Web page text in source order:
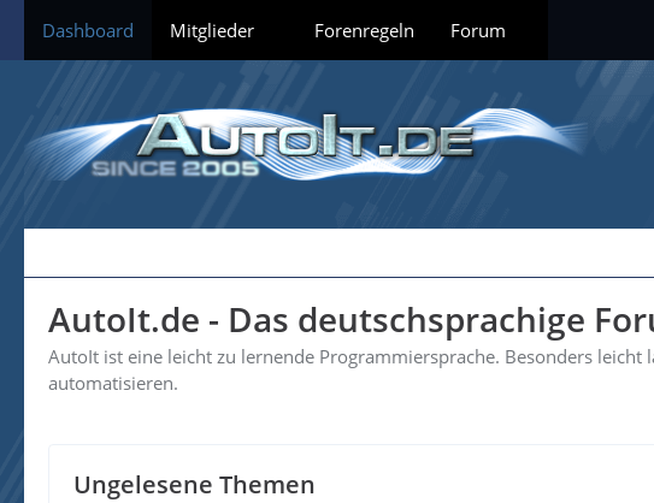
Dashboard Mitglieder Forenregeln Forum
AutoIt.de - Das deutschsprachige
AutoIt ist eine leicht zu lernende Programmiersprache. Besonders
automatisieren.
Ungelesene Themen